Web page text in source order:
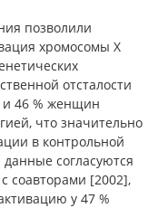
позволили
хромосомы Х
отсталости
и 46 % женщин
что значительно
в контрольной
согласуются
соавторами [2002],
у 47 %